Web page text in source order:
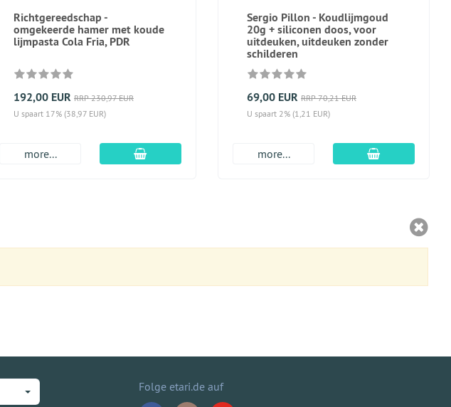
Richtgereedschap -
omgekeerde hamer met koude
lijmpasta Cola Fria, PDR
192,00 EUR RRP 230,97 EUR
U spaart 17% (38,97 EUR)
more... In winkelmandje
Sergio Pillon - Koudlijmgoud
20g + siliconen doos, voor
uitdeuken, uitdeuken zonder
schilderen
69,00 EUR RRP 70,21 EUR
U spaart 2% (1,21 EUR)
more... In
Folge etari.de auf